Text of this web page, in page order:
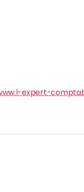
expert-